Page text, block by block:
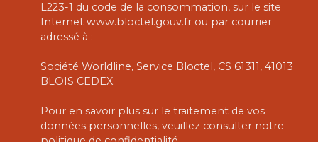
L223-1 du code de la consommation, sur le site
Internet www.bloctel.gouv.fr ou par courrier
adressé à :
Société Worldline, Service Bloctel, CS 61311, 41013
BLOIS CEDEX.
Pour en savoir plus sur le traitement de vos
données personnelles, veuillez consulter notre